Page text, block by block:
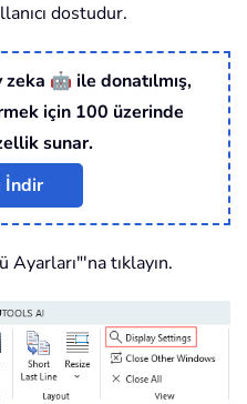
dostudur.
zeka 🤖 ile donatılmış,
için 100 üzerinde
sunar.
İndir
tıklayın.